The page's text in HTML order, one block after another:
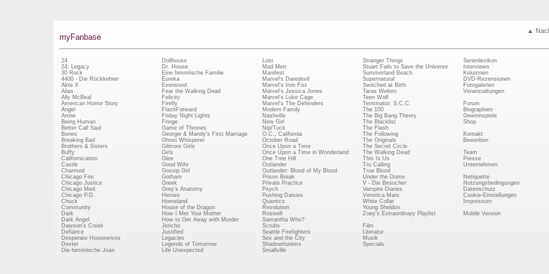
▲
myFanbase
24
24: Legacy
30 Rock
4400 - Die Rückkehrer
Akte X
Alias
Ally McBeal
American Horror Story
Angel
Arrow
Being Human
Better Call Saul
Bones
Breaking Bad
Brothers & Sisters
Buffy
Californication
Castle
Charmed
Chicago Fire
Chicago Justice
Chicago Med
Chicago P.D.
Chuck
Community
Dark
Dark Angel
Dawson's Creek
Defiance
Desperate Housewives
Dexter
Die himmlische Joan
Dollhouse
Dr. House
Eine himmlische Familie
Eureka
Everwood
Fear the Walking Dead
Felicity
Firefly
FlashForward
Friday Night Lights
Fringe
Game of Thrones
Georgie & Mandy's First Marriage
Ghost Whisperer
Gilmore Girls
Girls
Glee
Good Wife
Gossip Girl
Gotham
Greek
Grey's Anatomy
Heroes
Homeland
House of the Dragon
How I Met Your Mother
How to Get Away with Murder
Jericho
Justified
Legacies
Legends of Tomorrow
Life Unexpected
Lost
Mad Men
Manifest
Marvel's Daredevil
Marvel's Iron Fist
Marvel's Jessica Jones
Marvel's Luke Cage
Marvel's The Defenders
Modern Family
Nashville
New Girl
Nip/Tuck
O.C., California
October Road
Once Upon a Time
Once Upon a Time in Wonderland
One Tree Hill
Outlander
Outlander: Blood of My Blood
Prison Break
Private Practice
Psych
Pushing Daisies
Quantico
Revolution
Roswell
Samantha Who?
Scrubs
Seattle Firefighters
Sex and the City
Shadowhunters
Smallville
Stranger Things
Stuart Fails to Save the Universe
Summerland Beach
Supernatural
Switched at Birth
Taras Welten
Teen Wolf
Terminator: S.C.C.
The 100
The Big Bang Theory
The Blacklist
The Flash
The Following
The Originals
The Secret Circle
The Walking Dead
This Is Us
Tru Calling
True Blood
Under the Dome
V - Die Besucher
Vampire Diaries
Veronica Mars
White Collar
Young Sheldon
Zoey's Extraordinary Playlist
Film
Literatur
Musik
Specials
Serienlexikon
Interviews
Kolumnen
DVD-Rezensionen
Fotogalerien
Veranstaltungen
Forum
Biographien
Gewinnspiele
Shop
Kontakt
Bewerben
Team
Presse
Unternehmen
Netiquette
Nutzungsbedingungen
Datenschutz
Cookie-Einstellungen
Impressum
Mobile Version